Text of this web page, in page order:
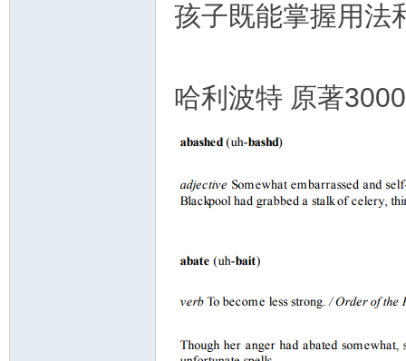
孩子既能掌握用法
哈利波特 原著